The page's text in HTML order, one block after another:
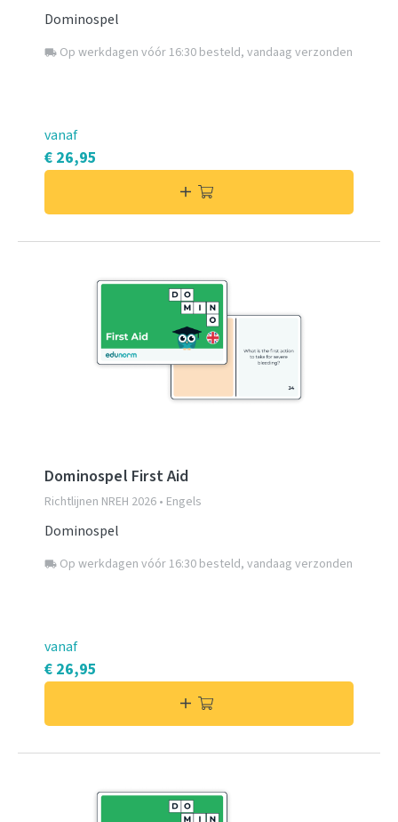
Dominospel
local_shipping Op werkdagen vóór 16:30 besteld, vandaag verzonden
vanaf
€ 26,95
Dominospel First Aid
Richtlijnen NREH 2026 • Engels
Dominospel
local_shipping Op werkdagen vóór 16:30 besteld, vandaag verzonden
vanaf
€ 26,95